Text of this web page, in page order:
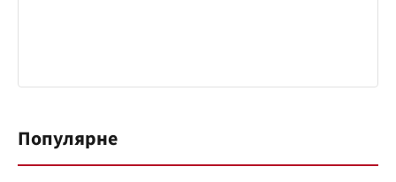
Популярне